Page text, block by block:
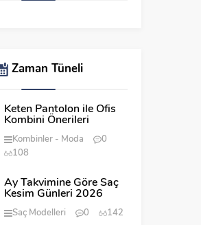
Zaman Tüneli
Keten Pantolon ile Ofis
Kombini Önerileri
Kombinler Moda
0
108
Ay Takvimine Göre Saç
Kesim Günleri 2026
Saç Modelleri 0 142